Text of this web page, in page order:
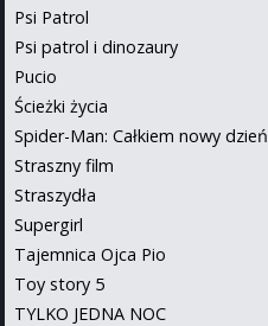
Psi Patrol
Psi patrol i dinozaury
Pucio
Ścieżki życia
Spider-Man: Całkiem nowy dzień
Straszny film
Straszydła
Supergirl
Tajemnica Ojca Pio
Toy story 5
TYLKO JEDNA NOC